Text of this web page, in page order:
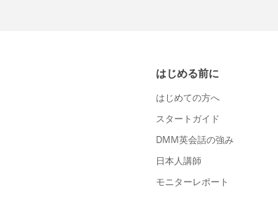
はじめる前に
はじめての方へ
スタートガイド
DMM英会話の強み
日本人講師
モニターレポート